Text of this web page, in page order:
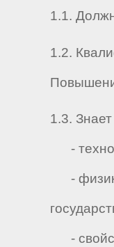
1.1.
1.2.
1.3.
-
-
-